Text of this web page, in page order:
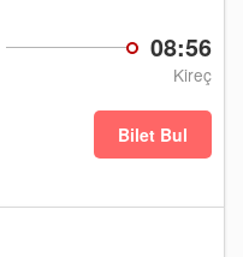
08:56
Kireç
Bilet Bul